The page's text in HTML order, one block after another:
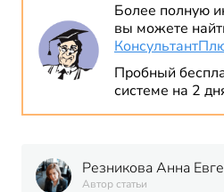
Более полную
вы можете
Пробный
системе на 2
Резникова Анна
Автор статьи